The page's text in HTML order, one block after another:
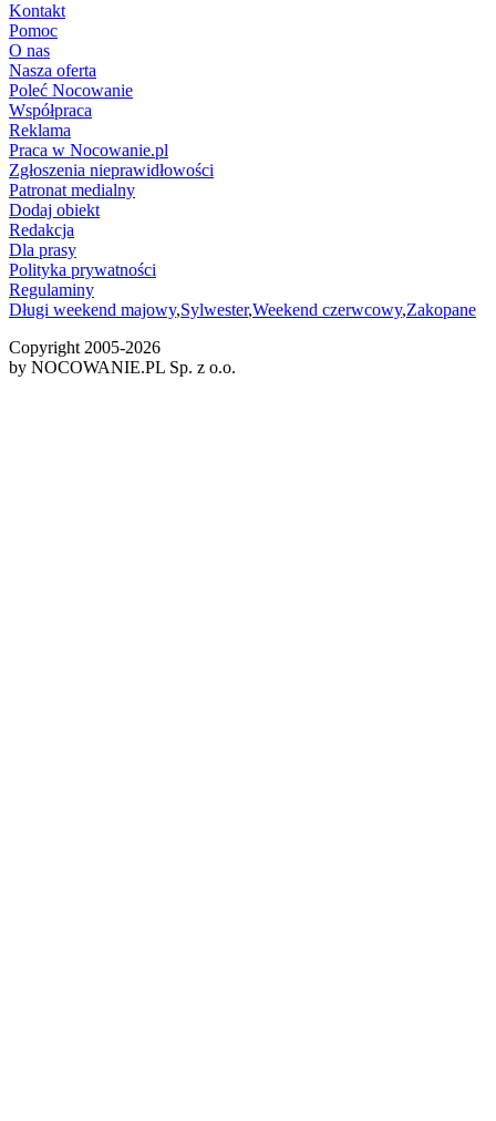
Kontakt
Pomoc
O nas
Nasza oferta
Poleć Nocowanie
Współpraca
Reklama
Praca w Nocowanie.pl
Zgłoszenia nieprawidłowości
Patronat medialny
Dodaj obiekt
Redakcja
Dla prasy
Polityka prywatności
Regulaminy
Długi weekend majowy,Sylwester,Weekend czerwcowy,Zakopane
Copyright 2005-2026
by NOCOWANIE.PL Sp. z o.o.